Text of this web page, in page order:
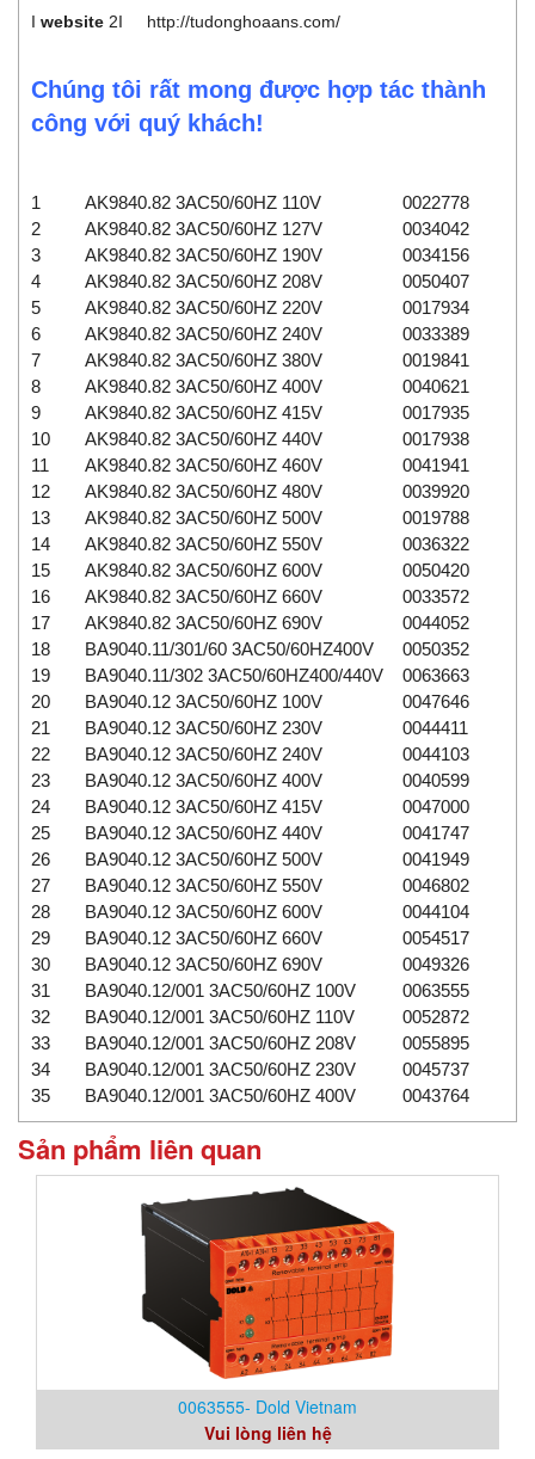
I website 2I http://tudonghoaans.com/
Chúng tôi rất mong được hợp tác thành
công với quý khách!
1 AK9840.82 3AC50/60HZ 110V
0022778
2
AK9840.82 3AC50/60HZ 127V
0034042
3
AK9840.82 3AC50/60HZ 190V
0034156
4
AK9840.82 3AC50/60HZ 208V
0050407
5
AK9840.82 3AC50/60HZ 220V
0017934
6
AK9840.82 3AC50/60HZ 240V
0033389
7
AK9840.82 3AC50/60HZ 380V
0019841
8
AK9840.82 3AC50/60HZ 400V
0040621
9
AK9840.82 3AC50/60HZ 415V
0017935
10
AK9840.82 3AC50/60HZ 440V
0017938
11
AK9840.82 3AC50/60HZ 460V
0041941
12
AK9840.82 3AC50/60HZ 480V
0039920
13
AK9840.82 3AC50/60HZ 500V
0019788
14
AK9840.82 3AC50/60HZ 550V
0036322
15
AK9840.82 3AC50/60HZ 600V
0050420
16
AK9840.82 3AC50/60HZ 660V
0033572
17
AK9840.82 3AC50/60HZ 690V
0044052
18
BA9040.11/301/60 3AC50/60HZ400V
0050352
19
BA9040.11/302 3AC50/60HZ400/440V
0063663
20
BA9040.12 3AC50/60HZ 100V
0047646
21
BA9040.12 3AC50/60HZ 230V
0044411
22
BA9040.12 3AC50/60HZ 240V
0044103
23
BA9040.12 3AC50/60HZ 400V
0040599
24
BA9040.12 3AC50/60HZ 415V
0047000
25
BA9040.12 3AC50/60HZ 440V
0041747
26
BA9040.12 3AC50/60HZ 500V
0041949
27
BA9040.12 3AC50/60HZ 550V
0046802
28
BA9040.12 3AC50/60HZ 600V
0044104
29
BA9040.12 3AC50/60HZ 660V
0054517
30
BA9040.12 3AC50/60HZ 690V
0049326
31
BA9040.12/001 3AC50/60HZ 100V
0063555
32
BA9040.12/001 3AC50/60HZ 110V
0052872
33
BA9040.12/001 3AC50/60HZ 208V
0055895
34
BA9040.12/001 3AC50/60HZ 230V
0045737
35
BA9040.12/001 3AC50/60HZ 400V 0043764
Sản phẩm liên quan
0063555- Dold Vietnam
Vui lòng liên hệ